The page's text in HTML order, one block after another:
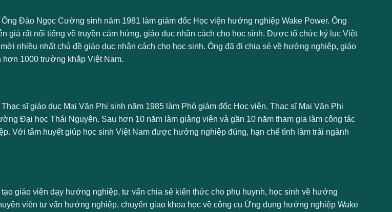
Đào Ngọc Cường sinh năm 1981 làm giám đốc Học viện hướng nghiệp Wake Power. Ông
giả rất nổi tiếng về truyền cảm hứng, giáo dục nhân cách cho học sinh. Được tổ chức kỷ lục Việt
nhiều nhất chủ đề giáo dục nhân cách cho học sinh. Ông đã đi chia sẻ về hướng nghiệp, giáo
hơn 1000 trường khắp Việt Nam.
sĩ giáo dục Mai Văn Phi sinh năm 1985 làm Phó giám đốc Học viện. Thạc sĩ Mai Văn Phi
Đại học Thái Nguyên. Sau hơn 10 năm làm giảng viên và gần 10 năm tham gia làm công tác
Với tâm huyết giúp học sinh Việt Nam được hướng nghiệp đúng, hạn chế tình làm trái ngành
giáo viên dạy hướng nghiệp, tư vấn chia sẻ kiến thức cho phụ huynh, học sinh về hướng
viên tư vấn hướng nghiệp, chuyển giao khoa học về công cụ Ứng dụng hướng nghiệp Wake